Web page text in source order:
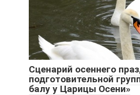
Сценарий осеннего
подготовительной
балу у Царицы Осени»